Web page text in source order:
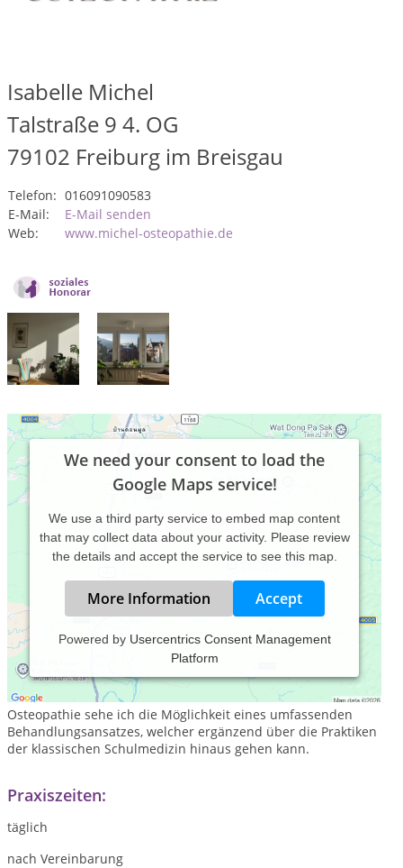
Isabelle Michel
Talstraße 9 4. OG
79102 Freiburg im Breisgau
Telefon: 016091090583
E-Mail:
E-Mail senden
Web:
www.michel-osteopathie.de
We need your consent to load the
Google Maps service!
We use a third party service to embed map content
that may collect data about your activity. Please review
the details and accept the service to see this map.
More Information Accept
Powered by Usercentrics Consent Management
Platform
Mit großem Interesse und Anspruch an mich und meine
Behandlung freue ich mich, Sie dabei zu unterstützen, Ihre
Beschwerden zu lindern und Gesundheit zu fördern. Mit der
Osteopathie sehe ich die Möglichkeit eines umfassenden
Behandlungsansatzes, welcher ergänzend über die Praktiken
der klassischen Schulmedizin hinaus gehen kann.
Praxiszeiten:
täglich
nach Vereinbarung